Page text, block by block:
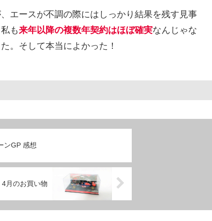
エースが不調の際にはしっかり結果を残す見事
も来年以降の複数年契約はほぼ確実なんじゃな
。そして本当によかった！
ンGP 感想
4月のお買い物